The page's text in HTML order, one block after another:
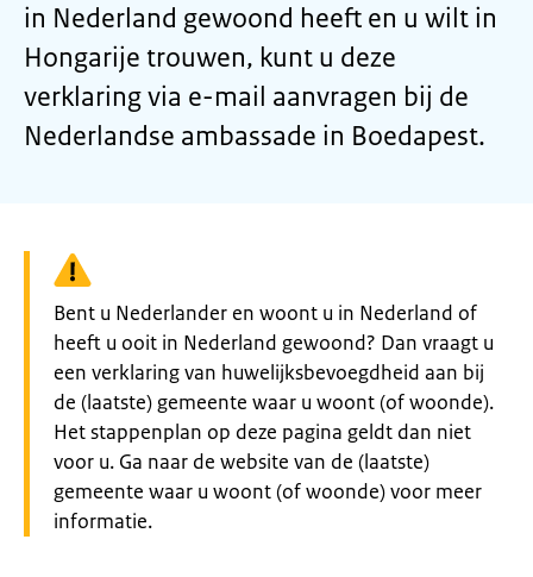
in Nederland gewoond heeft en u wilt in
Hongarije trouwen, kunt u deze
verklaring via e-mail aanvragen bij de
Nederlandse ambassade in Boedapest.
Waarschuwing:
Bent u Nederlander en woont u in Nederland of
heeft u ooit in Nederland gewoond? Dan vraagt u
een verklaring van huwelijksbevoegdheid aan bij
de (laatste) gemeente waar u woont (of woonde).
Het stappenplan op deze pagina geldt dan niet
voor u. Ga naar de website van de (laatste)
gemeente waar u woont (of woonde) voor meer
informatie.